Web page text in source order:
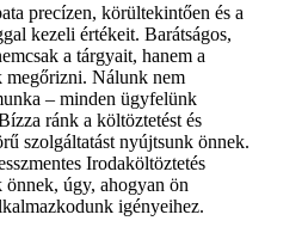
precízen, körültekintően és a
kezeli értékeit. Barátságos,
a tárgyait, hanem a
megőrizni. Nálunk nem
– minden ügyfelünk
ránk a költöztetést és
szolgáltatást nyújtsunk önnek.
Irodaköltöztetés
úgy, ahogyan ön
igényeihez.